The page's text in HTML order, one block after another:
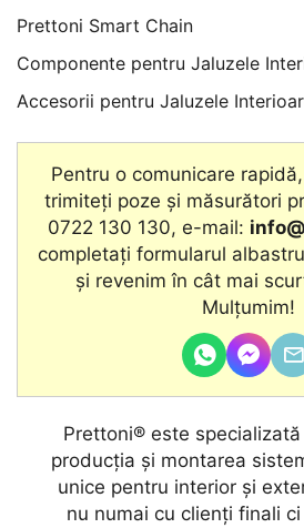
Prettoni Smart Chain
Componente pentru Jaluzele
Accesorii pentru Jaluzele
Pentru o comunicare
trimiteți poze și măsurători
0722 130 130, e-mail:
completați formularul
şi revenim în cât mai
Mulțumim!
Prettoni® este
producţia și montarea
unice pentru interior și
nu numai cu clienţi finali